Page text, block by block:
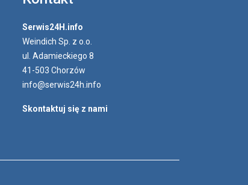
Serwis24H.info
Weindich Sp. z o.o.
ul. Adamieckiego 8
41-503 Chorzów
info@serwis24h.info
Skontaktuj się z nami